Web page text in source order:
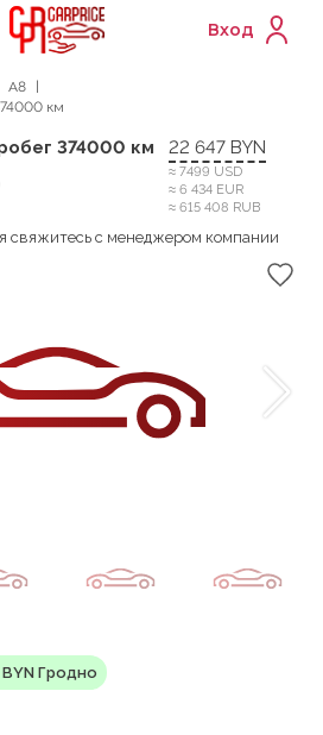
Вход
A8
км
374000 км 22 647 BYN
≈ 7499 USD
≈ 6 434 EUR
≈ 615 408 RUB
свяжитесь с менеджером компании
Гродно